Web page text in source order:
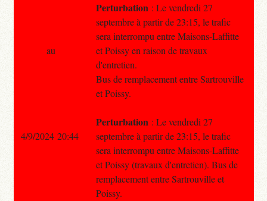
Perturbation : Le vendredi 27
septembre à partir de 23:15, le trafic
sera interrompu entre Maisons-Laffitte
et Poissy en raison de travaux
d'entretien.
Bus de remplacement entre Sartrouville
et Poissy.
Perturbation : Le vendredi 27
septembre à partir de 23:15, le trafic
sera interrompu entre Maisons-Laffitte
et Poissy (travaux d'entretien). Bus de
remplacement entre Sartrouville et
Poissy.
au
4/9/2024 20:44